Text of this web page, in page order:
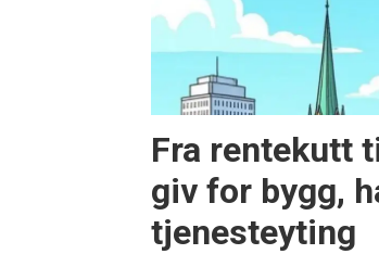
Fra rentekutt
giv for bygg,
tjenesteyting